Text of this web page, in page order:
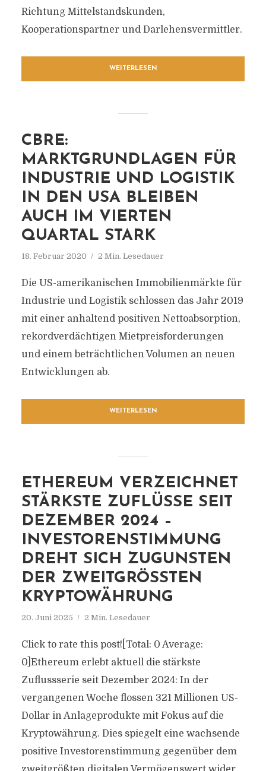
Richtung Mittelstandskunden,
Kooperationspartner und Darlehensvermittler.
WEITERLESEN
CBRE:
MARKTGRUNDLAGEN FÜR
INDUSTRIE UND LOGISTIK
IN DEN USA BLEIBEN
AUCH IM VIERTEN
QUARTAL STARK
18. Februar 2020 2 Min. Lesedauer
Die US-amerikanischen Immobilienmärkte für
Industrie und Logistik schlossen das Jahr 2019
mit einer anhaltend positiven Nettoabsorption,
rekordverdächtigen Mietpreisforderungen
und einem beträchtlichen Volumen an neuen
Entwicklungen ab.
WEITERLESEN
ETHEREUM VERZEICHNET
STÄRKSTE ZUFLÜSSE SEIT
DEZEMBER 2024 –
INVESTORENSTIMMUNG
DREHT SICH ZUGUNSTEN
DER ZWEITGRÖSSTEN K
RYPTOWÄHRUNG
20. Juni 2025 2 Min. Lesedauer
Click to rate this post![Total: 0 Average:
0]Ethereum erlebt aktuell die stärkste
Zuflussserie seit Dezember 2024: In der
vergangenen Woche flossen 321 Millionen US-
Dollar in Anlageprodukte mit Fokus auf die
Kryptowährung. Dies spiegelt eine wachsende
positive Investorenstimmung gegenüber dem